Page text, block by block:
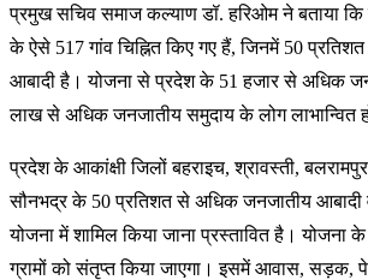
प्रमुख सचिव समाज कल्याण डॉ. हरिओम ने बताया
के ऐसे 517 गांव चिह्नित किए गए हैं, जिनमें 50
आबादी है। योजना से प्रदेश के 51 हजार से अधिक
लाख से अधिक जनजातीय समुदाय के लोग लाभान्वित
प्रदेश के आकांक्षी जिलों बहराइच, श्रावस्ती,
सौनभद्र के 50 प्रतिशत से अधिक जनजातीय आबादी
योजना में शामिल किया जाना प्रस्तावित है। योजना
ग्रामों को संतृप्त किया जाएगा। इसमें आवास, सड़क,